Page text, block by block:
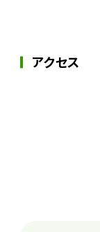
アクセス